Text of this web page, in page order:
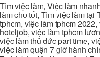
Tìm việc làm, Việc làm
làm cho tốt, Tìm việc làm tại
tphcm, việc làm tphcm
hoteljob, việc làm tphcm
việc làm thủ đức part time,
việc làm quận 7 giờ hành